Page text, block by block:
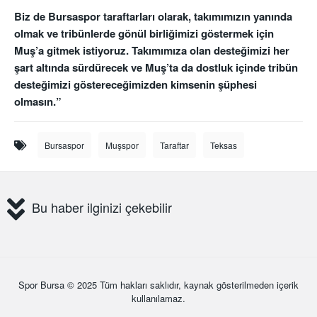
Biz de Bursaspor taraftarları olarak, takımımızın yanında
olmak ve tribünlerde gönül birliğimizi göstermek için
Muş’a gitmek istiyoruz. Takımımıza olan desteğimizi her
şart altında sürdürecek ve Muş’ta da dostluk içinde tribün
desteğimizi göstereceğimizden kimsenin şüphesi
olmasın.”
Bursaspor Muşspor Taraftar Teksas
Bu haber ilginizi çekebilir
Spor Bursa © 2025 Tüm hakları saklıdır, kaynak gösterilmeden içerik
kullanılamaz.